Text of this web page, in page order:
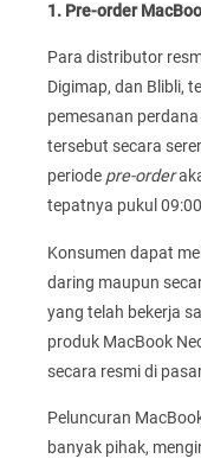
1. Pre-order
Para distributor
Digimap, dan Blibli,
pemesanan
tersebut secara
periode pre-order
tepatnya pukul
Konsumen dapat
daring maupun
yang telah bekerja
produk MacBook
secara resmi di
Peluncuran
banyak pihak,